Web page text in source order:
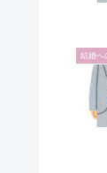
結婚へ